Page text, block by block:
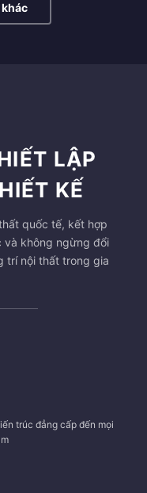
LẬP
KẾ
quốc tế, kết hợp
và không ngừng đổi
trí nội thất trong gia
trúc đẳng cấp đến mọi